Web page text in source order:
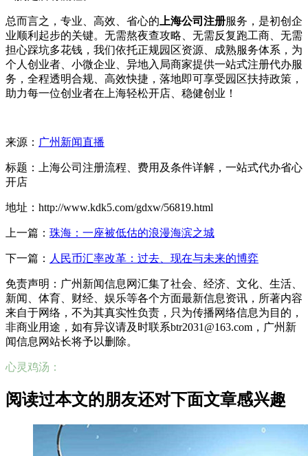
总而言之，专业、高效、省心的 上海公司注册服务，是初创企
业顺利起步的关键。无需熬夜查攻略、无需反复跑工商、无需
担心踩坑多花钱，我们依托正规园区资源、成熟服务体系，为
个人创业者、小微企业、异地入局商家提供一站式注册代办服
务，全程透明合规、高效快捷，落地即可享受园区扶持政策，
助力每一位创业者在上海轻松开店、稳健创业！
来源： 广州新闻直播
标题：上海公司注册流程、费用及条件详解，一站式代办省心
开店
地址：http://www.kdk5.com/gdxw/56819.html
上一篇： 珠海：一座被低估的浪漫海滨之城
下一篇： 人民币汇率改革：过去、现在与未来的博弈
免责声明：广州新闻信息网汇集了社会、经济、文化、生活、
新闻、体育、财经、娱乐等各个方面最新信息资讯，所著内容
来自于网络，不为其真实性负责，只为传播网络信息为目的，
非商业用途，如有异议请及时联系btr2031@163.com，广州新
闻信息网站长将予以删除。
心灵鸡汤：
阅读过本文的朋友还对下面文章感兴趣